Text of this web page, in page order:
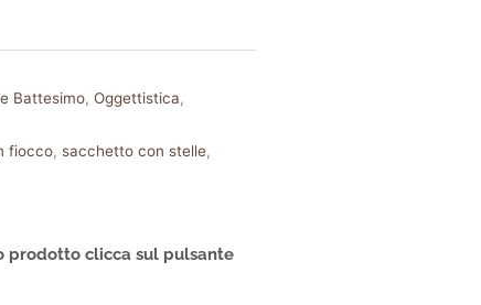
Battesimo,Oggettistica,
fiocco,sacchetto con stelle,
prodotto clicca sul pulsante